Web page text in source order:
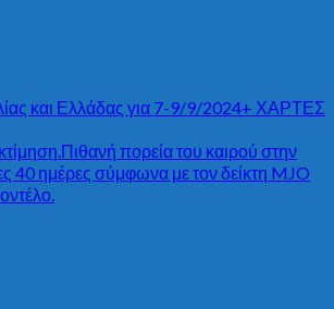
και Ελλάδας για 7-9/9/2024+ ΧΑΡΤΕΣ
πορεία του καιρού στην
40 ημέρες σύμφωνα με τον δείκτη MJO